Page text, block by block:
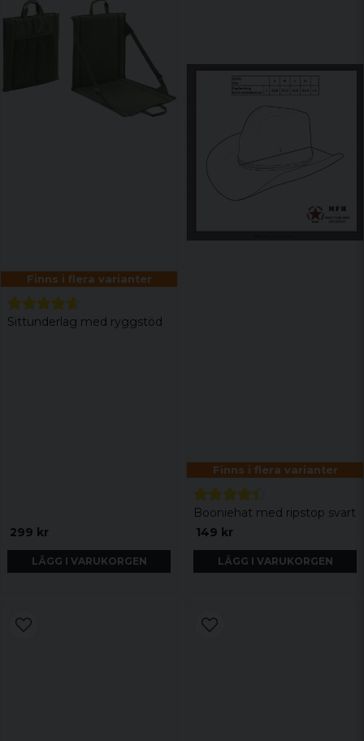
Finns i flera varianter
Sittunderlag med ryggstöd
299 kr
LÄGG I VARUKORGEN
Finns i flera varianter
Booniehat med ripstop svart
149 kr
LÄGG I VARUKORGEN